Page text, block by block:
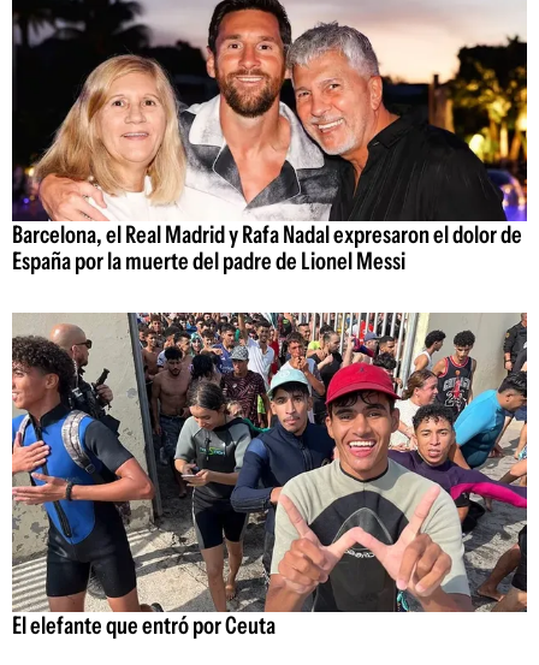
Barcelona, el Real Madrid y Rafa Nadal expresaron el dolor de
España por la muerte del padre de Lionel Messi
El elefante que entró por Ceuta